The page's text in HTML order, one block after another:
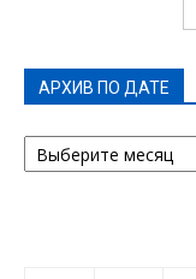
АРХИВ ПО ДАТЕ
АРХИВ
ПО